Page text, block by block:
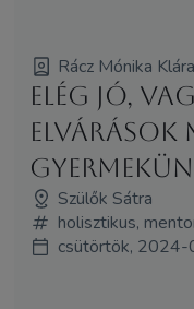
Rácz Mónika Klára
Elég jó,
Elvárások
Szülők Sátra
holisztikus,
csütörtök,